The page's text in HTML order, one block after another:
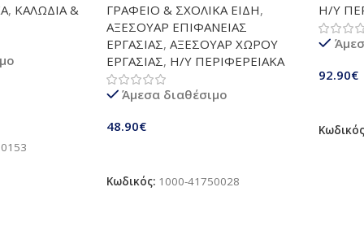
Dual 1/4
TRS
mm 1/4
ήχου | 3
, ΚΑΛΩΔΙΑ &
αδιάβροχο, διπλής όψης | Ιδανικό
για το γραφείο (B0868JMCHV)
ΓΡΑΦΕΙΟ & ΣΧΟΛΙΚΑ ΕΙΔΗ,
ΑΞΕΣΟΥΑΡ ΕΠΙΦΑΝΕΙΑΣ
ΕΡΓΑΣΙΑΣ, ΑΞΕΣΟΥΑΡ ΧΩΡΟΥ
ΕΡΓΑΣΙΑΣ, Η/Υ ΠΕΡΙΦΕΡΕΙΑΚΑ
Άμεσα διαθέσιμο
48.90€
Κωδικός: 1000-41750028
Black
Η/Υ
92.90€